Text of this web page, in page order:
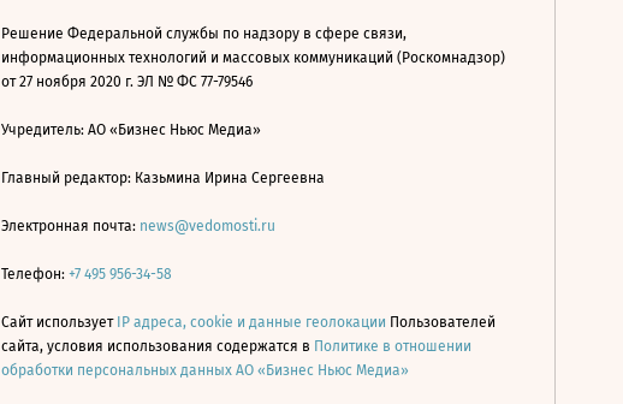
Решение Федеральной службы по надзору в сфере связи,
информационных технологий и массовых коммуникаций (Роскомнадзор)
от 27 ноября 2020 г. ЭЛ № ФС 77-79546
Учредитель: АО «Бизнес Ньюс Медиа»
Главный редактор: Казьмина Ирина Сергеевна
Электронная почта: news@vedomosti.ru
Телефон: +7 495 956-34-58
Сайт использует IP адреса, cookie и данные геолокации Пользователей
сайта, условия использования содержатся в Политике в отношении
обработки персональных данных АО «Бизнес Ньюс Медиа»